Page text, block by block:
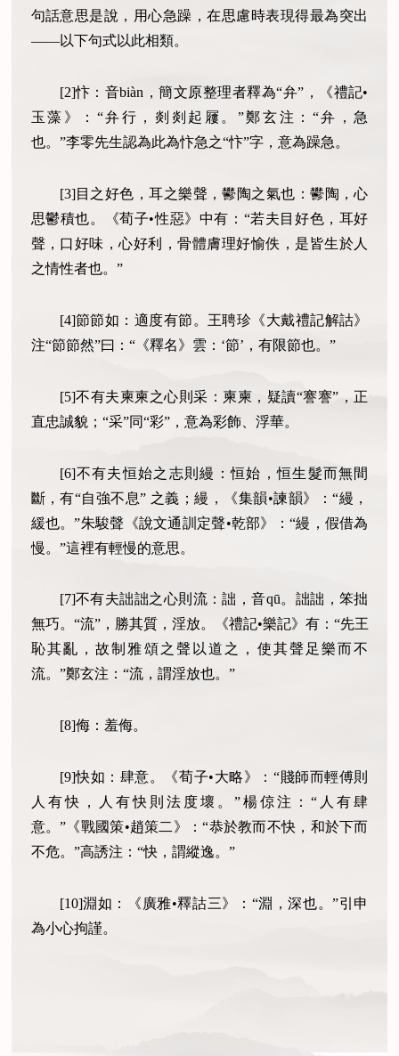
句話意思是說，用心急躁，在思慮時表現得最為突出
——以下句式以此相類。
[2]忭：音biàn，簡文原整理者釋為“弁”，《禮記•
玉藻》：“弁行，剡剡起屨。”鄭玄注：“弁，急
也。”李零先生認為此為忭急之“忭”字，意為躁急。
[3]目之好色，耳之樂聲，鬰陶之氣也：鬰陶，心
思鬱積也。《荀子•性惡》中有：“若夫目好色，耳好
聲，口好味，心好利，骨體膚理好愉佚，是皆生於人
之情性者也。”
[4]節節如：適度有節。王聘珍《大戴禮記解詁》
注“節節然”曰：“《釋名》雲：‘節’，有限節也。”
[5]不有夫柬柬之心則采：柬柬，疑讀“謇謇”，正
直忠誠貌；“采”同“彩”，意為彩飾、浮華。
[6]不有夫恒始之志則縵：恒始，恒生髮而無間
斷，有“自強不息” 之義；縵，《集韻•諫韻》：“縵，
緩也。”朱駿聲《說文通訓定聲•乾部》：“縵，假借為
慢。”這裡有輕慢的意思。
[7]不有夫詘詘之心則流：詘，音qū。詘詘，笨拙
無巧。“流”，勝其質，淫放。《禮記•樂記》有：“先王
恥其亂，故制雅頌之聲以道之，使其聲足樂而不
流。”鄭玄注：“流，謂淫放也。”
[8]侮：羞侮。
[9]快如：肆意。《荀子•大略》：“賤師而輕傅則
人有快，人有快則法度壞。”楊倞注：“人有肆
意。”《戰國策•趙策二》：“恭於教而不快，和於下而
不危。”高誘注：“快，謂縱逸。”
[10]淵如：《廣雅•釋詁三》：“淵，深也。”引申
為小心拘謹。